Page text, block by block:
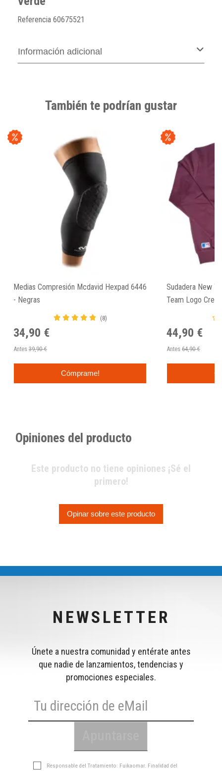
Referencia 60675521
Información adicional
También te podrían gustar
Medias Compresión Mcdavid Hexpad 6446
- Negras
(8)
34,90 €
Antes 39,90 €
Cómprame!
Sudadera New
Team Logo Crew
44,90 €
Antes 64,90 €
Opiniones del producto
Este producto no tiene opiniones ¡Sé el
primero!
Opinar sobre este producto
NEWSLETTER
Únete a nuestra comunidad y entérate antes
que nadie de lanzamientos, tendencias y
promociones especiales.
Responsable del Tratamiento: Fuikaomar. Finalidad del